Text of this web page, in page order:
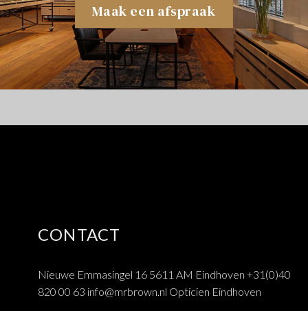
Maak een afspraak
CONTACT
Nieuwe Emmasingel 16 5611 AM Eindhoven +31(0)40
820 00 63 info@mrbrown.nl Opticien Eindhoven